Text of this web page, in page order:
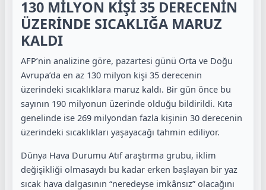
130 MİLYON KİŞİ 35 DERECENİN
ÜZERİNDE SICAKLIĞA MARUZ
KALDI
AFP’nin analizine göre, pazartesi günü Orta ve Doğu
Avrupa’da en az 130 milyon kişi 35 derecenin
üzerindeki sıcaklıklara maruz kaldı. Bir gün önce bu
sayının 190 milyonun üzerinde olduğu bildirildi. Kıta
genelinde ise 269 milyondan fazla kişinin 30 derecenin
üzerindeki sıcaklıkları yaşayacağı tahmin ediliyor.
Dünya Hava Durumu Atıf araştırma grubu, iklim
değişikliği olmasaydı bu kadar erken başlayan bir yaz
sıcak hava dalgasının “neredeyse imkânsız” olacağını